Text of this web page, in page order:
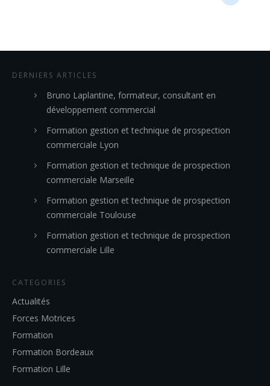
DERNIERS ARTICLES
Bruno Laplantine, formateur, consultant en
développement commercial
Formation gestion et technique de prospection
commerciale Lyon
Formation gestion et technique de prospection
commerciale Marseille
Formation gestion et technique de prospection
commerciale Toulouse
Formation gestion et technique de prospection
commerciale Lille
CATEGORIES
Actualités
Forces Motrices
Formation
Formation Bordeaux
Formation Lille